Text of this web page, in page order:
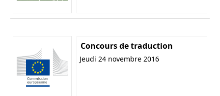
Concours de traduction
Jeudi 24 novembre 2016